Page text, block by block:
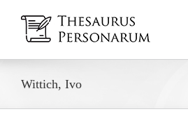
Inhalt
springen
Wittich, Ivo